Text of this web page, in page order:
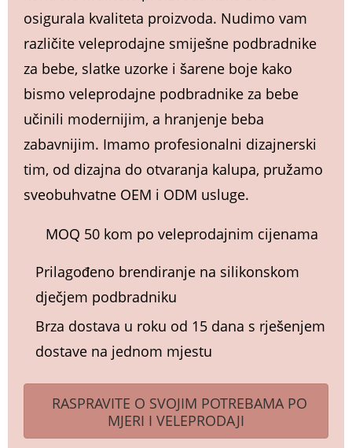
osigurala kvaliteta proizvoda. Nudimo vam
različite veleprodajne smiješne podbradnike
za bebe, slatke uzorke i šarene boje kako
bismo veleprodajne podbradnike za bebe
učinili modernijim, a hranjenje beba
zabavnijim. Imamo profesionalni dizajnerski
tim, od dizajna do otvaranja kalupa, pružamo
sveobuhvatne OEM i ODM usluge.
MOQ 50 kom po veleprodajnim cijenama
Prilagođeno brendiranje na silikonskom
dječjem podbradniku
Brza dostava u roku od 15 dana s rješenjem
dostave na jednom mjestu
RASPRAVITE O SVOJIM POTREBAMA PO
MJERI I VELEPRODAJI